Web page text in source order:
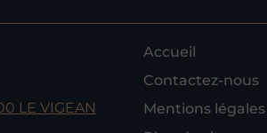
LE VIGEAN
Accueil
Contactez-nous
Mentions légales